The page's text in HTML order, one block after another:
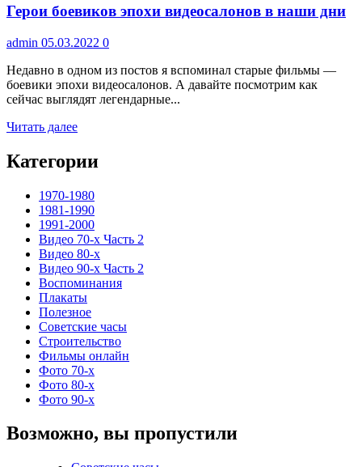
любит
Герои боевиков эпохи видеосалонов в наши дни
admin 05.03.2022 0
Недавно в одном из постов я вспоминал старые фильмы —
боевики эпохи видеосалонов. А давайте посмотрим как
сейчас выглядят легендарные...
Читать далееПрочитать
Герои
эпохи
видеосалонов
в
наши
дни
Категории
1970-1980
1981-1990
1991-2000
Видео 70-х Часть 2
Видео 80-х
Видео 90-х Часть 2
Воспоминания
Плакаты
Полезное
Советские часы
Строительство
Фильмы онлайн
Фото 70-х
Фото 80-х
Фото 90-х
Возможно, вы пропустили